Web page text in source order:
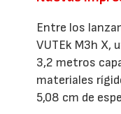
Entre los
VUTEk M3h X,
3,2 metros
materiales
5,08 cm de